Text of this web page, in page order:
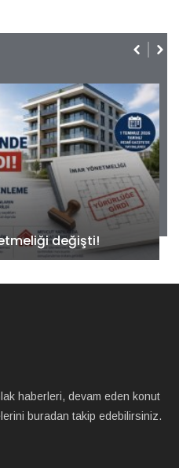
projesiyle ilgili
haberleri, devam eden konut
buradan takip edebilirsiniz.